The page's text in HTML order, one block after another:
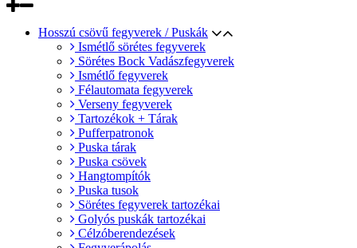
Hosszú csövű fegyverek / Puskák
Ismétlő sörétes fegyverek
Sörétes Bock Vadászfegyverek
Ismétlő fegyverek
Félautomata fegyverek
Verseny fegyverek
Tartozékok + Tárak
Pufferpatronok
Puska tárak
Puska csövek
Hangtompítók
Puska tusok
Sörétes fegyverek tartozékai
Golyós puskák tartozékai
Célzóberendezések